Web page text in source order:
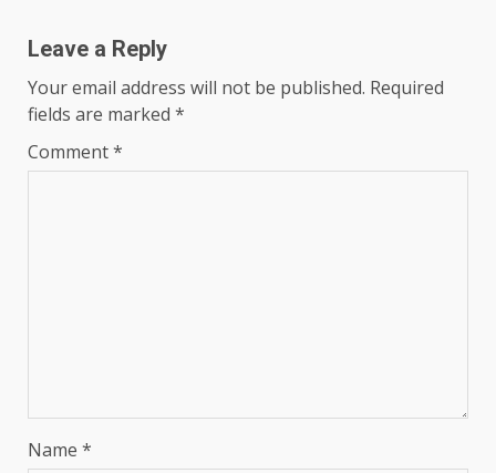
Leave a Reply
Your email address will not be published. Required
fields are marked *
Comment*
Name *